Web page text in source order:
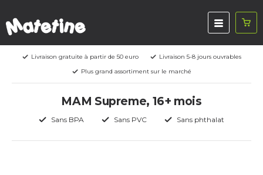
Livraison gratuite à partir de 50 euro
Livraison 5-8 jours ouvrables
Plus grand assortiment sur le marché
MAM Supreme, 16+ mois
Sans BPA Sans PVC Sans phthalat